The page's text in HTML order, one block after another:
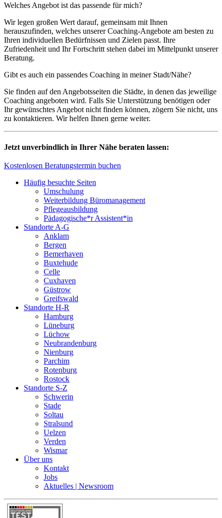
Welches Angebot ist das passende für mich?
Wir legen großen Wert darauf, gemeinsam mit Ihnen
herauszufinden, welches unserer Coaching-Angebote am besten zu
Ihren individuellen Bedürfnissen und Zielen passt. Ihre
Zufriedenheit und Ihr Fortschritt stehen dabei im Mittelpunkt unserer
Beratung.
Gibt es auch ein passendes Coaching in meiner Stadt/Nähe?
Sie finden auf den Angebotsseiten die Städte, in denen das jeweilige
Coaching angeboten wird. Falls Sie Unterstützung benötigen oder
Ihr gewünschtes Angebot nicht finden können, zögern Sie nicht, uns
zu kontaktieren. Wir helfen Ihnen gerne weiter.
Jetzt unverbindlich in Ihrer Nähe beraten lassen:
Kostenlosen Beratungstermin buchen
Häufig besuchte Seiten
Umschulung
Weiterbildung Büromanagement
Pflegeausbildung
Pädagogische*r Assistent*in
Standorte A-G
Anklam
Bergen
Bemerhaven
Buxtehude
Celle
Cuxhaven
Güstrow
Greifswald
Standorte H-R
Hamburg
Lüneburg
Lüchow
Neubrandenburg
Nienburg
Parchim
Rotenburg
Rostock
Standorte S-Z
Schwerin
Stade
Soltau
Stralsund
Uelzen
Verden
Wismar
Über uns
Kontakt
Jobs
Aktuelles | Newsroom